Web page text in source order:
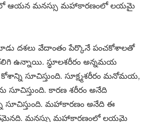
ఆయన మనస్సు మహాకారణంలో లయమై
దశలు వేదాంతం పేర్కొనే పంచకోశాలతో
ఉన్నాయి. స్థూలశరీరం అన్నమయ
సూచిస్తుంది. సూక్ష్మశరీరం మనోమయ,
కారణ శరీరం అనేది
మహాకారణం అనేది ఈ
మనస్సు మహాకారణంలో లయమై